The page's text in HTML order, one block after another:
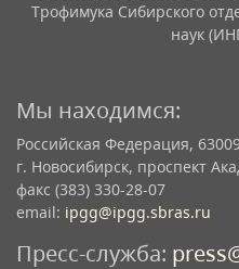
Трофимука Сибирского
наук
Мы находимся:
Российская Федерация,
г. Новосибирск, проспект
факс (383) 330-28-07
email: ipgg@ipgg.sbras.ru
Пресс-служба: